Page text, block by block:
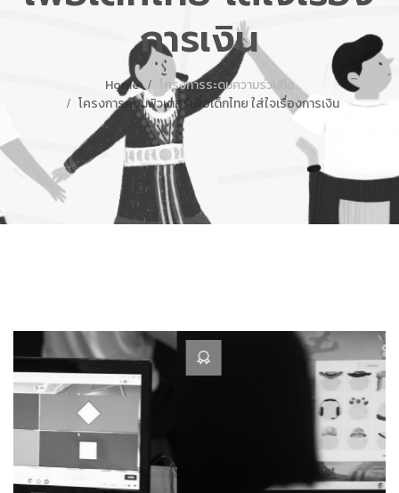
การเงิน
Home
โครงการระดมความร่วมมือ
โครงการคอมพิวเตอร์เพื่อเด็กไทย ใส่ใจเรื่องการเงิน